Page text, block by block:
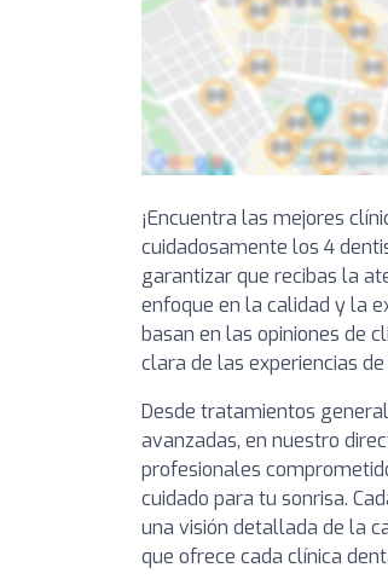
¡Encuentra las mejores
cuidadosamente los 4
garantizar que recibas la
enfoque en la calidad y la
basan en las opiniones de
clara de las experiencias
Desde tratamientos
avanzadas, en nuestro
profesionales
cuidado para tu sonrisa.
una visión detallada de la
que ofrece cada clínica